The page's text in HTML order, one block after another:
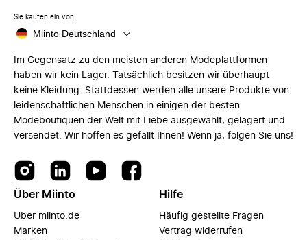
Sie kaufen ein von
Miinto Deutschland
Im Gegensatz zu den meisten anderen Modeplattformen
haben wir kein Lager. Tatsächlich besitzen wir überhaupt
keine Kleidung. Stattdessen werden alle unsere Produkte von
leidenschaftlichen Menschen in einigen der besten
Modeboutiquen der Welt mit Liebe ausgewählt, gelagert und
versendet. Wir hoffen es gefällt Ihnen! Wenn ja, folgen Sie uns!
Über Miinto
Über miinto.de
Marken
Hilfe
Häufig gestellte Fragen
Vertrag widerrufen